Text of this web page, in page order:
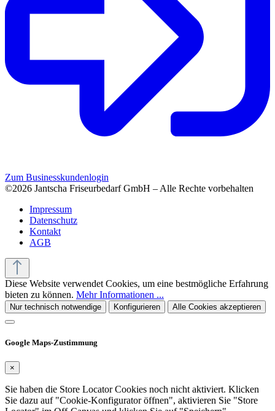
Zum Businesskundenlogin
©2026 Jantscha Friseurbedarf GmbH – Alle Rechte vorbehalten
Impressum
Datenschutz
Kontakt
AGB
Diese Website verwendet Cookies, um eine bestmögliche Erfahrung
bieten zu können. Mehr Informationen ...
Nur technisch notwendige Konfigurieren Alle Cookies akzeptieren
Google Maps-Zustimmung
×
Sie haben die Store Locator Cookies noch nicht aktiviert. Klicken
Sie dazu auf "Cookie-Konfigurator öffnen", aktivieren Sie "Store